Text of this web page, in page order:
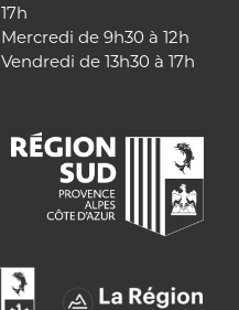
17h
Mercredi de 9h30 à 12h
Vendredi de 13h30 à 17h